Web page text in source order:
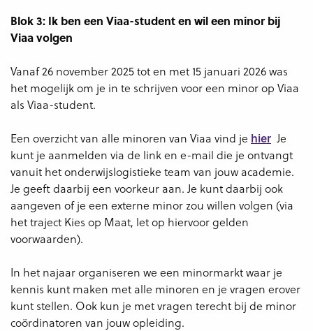
Blok 3: Ik ben een Viaa-student en wil een minor bij
Viaa volgen
Vanaf 26 november 2025 tot en met 15 januari 2026 was
het mogelijk om je in te schrijven voor een minor op Viaa
als Viaa-student.
Een overzicht van alle minoren van Viaa vind je hier Je
kunt je aanmelden via de link en e-mail die je ontvangt
vanuit het onderwijslogistieke team van jouw academie.
Je geeft daarbij een voorkeur aan. Je kunt daarbij ook
aangeven of je een externe minor zou willen volgen (via
het traject Kies op Maat, let op hiervoor gelden
voorwaarden).
In het najaar organiseren we een minormarkt waar je
kennis kunt maken met alle minoren en je vragen erover
kunt stellen. Ook kun je met vragen terecht bij de minor
coördinatoren van jouw opleiding.